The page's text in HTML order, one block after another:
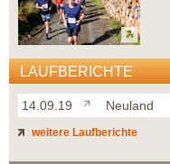
LAUFBERICHTE
14.09.19 Neuland
weitere Laufberichte